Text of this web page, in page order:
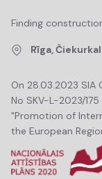
Finding
Rīga,
On 28.03.2023
No SKV-L-2023/
"Promotion of
the European